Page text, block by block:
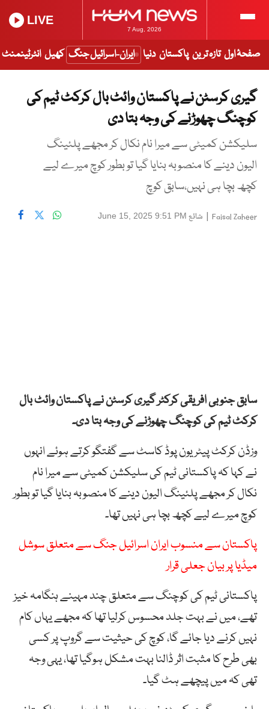
7 Aug, 2026
LIVE
صفحۂ اول تازہ ترین پاکستان دنیا ایران-اسرائیل جنگ کھیل انٹرٹینمنٹ
گیری کرسٹن نے پاکستان وائٹ بال کرکٹ ٹیم کی
کوچنگ چھوڑنے کی وجہ بتا دی
سلیکشن کمیٹی سے میرا نام نکال کر مجھے پلئینگ
الیون دینے کا منصوبہ بنایا گیا تو بطور کوچ میرے لیے
کچھ بچا ہی نہیں،سابق کوچ
Faisal Zaheer
| شائع June 15, 2025 9:51 PM
سابق جنوبی افریقی کرکٹر گیری کرسٹن نے پاکستان وائٹ بال
کرکٹ ٹیم کی کوچنگ چھوڑنے کی وجہ بتا دی۔
وزڈن کرکٹ پیٹریون پوڈ کاسٹ سے گفتگو کرتے ہوئے انہوں
نے کہا کہ پاکستانی ٹیم کی سلیکشن کمیٹی سے میرا نام
نکال کر مجھے پلئینگ الیون دینے کا منصوبہ بنایا گیا تو بطور
کوچ میرے لیے کچھ بچا ہی نہیں تھا۔
پاکستان سے منسوب ایران اسرائیل جنگ سے متعلق سوشل
میڈیا پر بیان جعلی قرار
پاکستانی ٹیم کی کوچنگ سے متعلق چند مہینے ہنگامہ خیز
تھے، میں نے بہت جلد محسوس کرلیا تھا کہ مجھے یہاں کام
نہیں کرنے دیا جائے گا، کوچ کی حیثیت سے گروپ پر کسی
بھی طرح کا مثبت اثر ڈالنا بہت مشکل ہوگیا تھا، یہی وجہ
تھی کہ میں پیچھے ہٹ گیا۔